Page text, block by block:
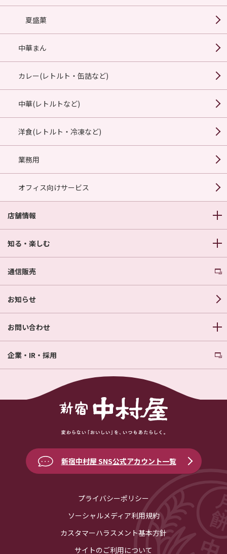
夏盛菓
中華まん
カレー(レトルト・缶詰など)
中華(レトルトなど)
洋食(レトルト・冷凍など)
業務用
オフィス向けサービス
店舗情報
知る・楽しむ
通信販売
お知らせ
お問い合わせ
企業・IR・採用
新宿中村屋 SNS公式アカウント一覧
プライバシーポリシー
ソーシャルメディア利用規約
カスタマーハラスメント基本方針
サイトのご利用について